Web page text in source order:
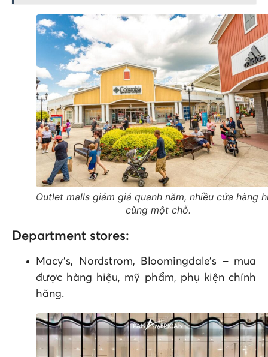
Outlet malls giảm giá quanh năm, nhiều cửa hàng
cùng một chỗ.
Department stores:
Macy’s, Nordstrom, Bloomingdale’s – mua
được hàng hiệu, mỹ phẩm, phụ kiện chính
hãng.